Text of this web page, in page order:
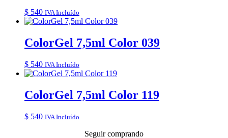
$ 540 IVA Incluído
ColorGel 7,5ml Color 039
$ 540 IVA Incluído
ColorGel 7,5ml Color 119
$ 540 IVA Incluído
Seguir comprando